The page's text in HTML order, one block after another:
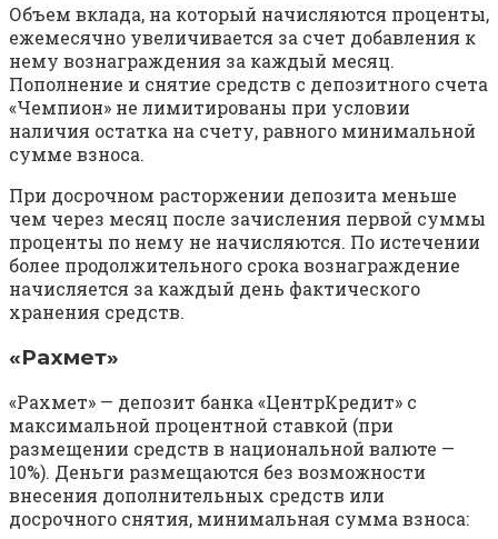
Объем вклада, на который начисляются проценты,
ежемесячно увеличивается за счет добавления к
нему вознаграждения за каждый месяц.
Пополнение и снятие средств с депозитного счета
«Чемпион» не лимитированы при условии
наличия остатка на счету, равного минимальной
сумме взноса.
При досрочном расторжении депозита меньше
чем через месяц после зачисления первой суммы
проценты по нему не начисляются. По истечении
более продолжительного срока вознаграждение
начисляется за каждый день фактического
хранения средств.
«Рахмет»
«Рахмет» — депозит банка «ЦентрКредит» с
максимальной процентной ставкой (при
размещении средств в национальной валюте —
10%). Деньги размещаются без возможности
внесения дополнительных средств или
досрочного снятия, минимальная сумма взноса: